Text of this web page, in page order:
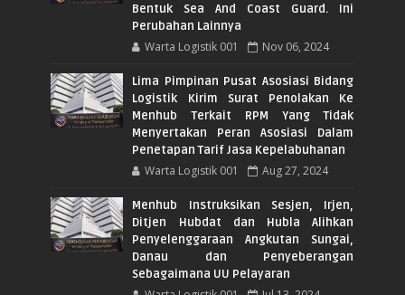
Bentuk Sea And Coast Guard. Ini
Perubahan Lainnya
Warta Logistik 001 Nov 06, 2024
Lima Pimpinan Pusat Asosiasi Bidang
Logistik Kirim Surat Penolakan Ke
Menhub Terkait RPM Yang Tidak
Menyertakan Peran Asosiasi Dalam
Penetapan Tarif Jasa Kepelabuhanan
Warta Logistik 001 Aug 27, 2024
Menhub Instruksikan Sesjen, Irjen,
Ditjen Hubdat dan Hubla Alihkan
Penyelenggaraan Angkutan Sungai,
Danau dan Penyeberangan
Sebagaimana UU Pelayaran